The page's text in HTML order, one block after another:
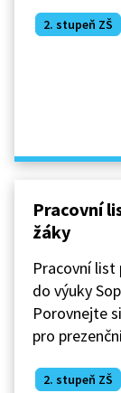
2. stupeň ZŠ
Pracovní
žáky
Pracovní list
do výuky
Porovnejte
pro
2. stupeň ZŠ